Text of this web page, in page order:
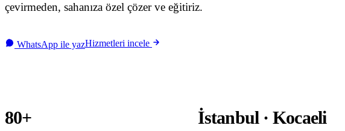
Hakkımızda
İletişim
çevirmeden, sahanıza özel çözer ve eğitiriz.
WhatsApp ile yazHizmetleri incele
80+ İstanbul · Kocaeli